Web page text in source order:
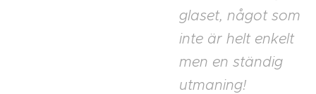
glaset, något som
inte är helt enkelt
men en ständig
utmaning!